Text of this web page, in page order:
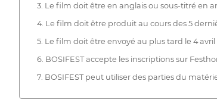
3. Le film doit être en anglais ou sous-titré en
4. Le film doit être produit au cours des 5
5. Le film doit être envoyé au plus tard le 4 avril
6. BOSIFEST accepte les inscriptions sur
7. BOSIFEST peut utiliser des parties du